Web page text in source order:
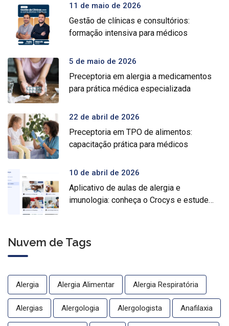
11 de maio de 2026
Gestão de clínicas e consultórios:
formação intensiva para médicos
5 de maio de 2026
Preceptoria em alergia a medicamentos
para prática médica especializada
22 de abril de 2026
Preceptoria em TPO de alimentos:
capacitação prática para médicos
10 de abril de 2026
Aplicativo de aulas de alergia e
imunologia: conheça o Crocys e estude
Nuvem de Tags
Alergia Alergia Alimentar Alergia Respiratória
Alergias Alergologia Alergologista Anafilaxia